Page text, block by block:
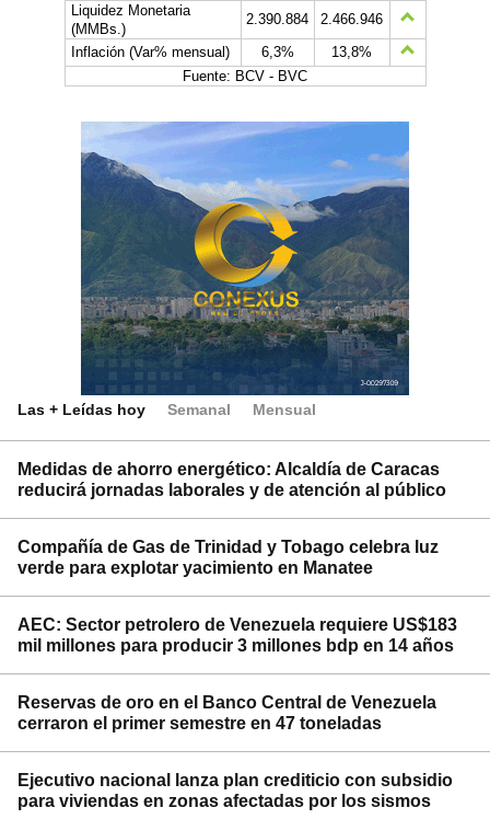
Liquidez Monetaria
(MMBs.)
2.390.884
2.466.946
Inflación (Var% mensual)
6,3%
13,8%
Fuente: BCV - BVC
Las + Leídas hoy Semanal Mensual
Medidas de ahorro energético: Alcaldía de Caracas
reducirá jornadas laborales y de atención al público
Compañía de Gas de Trinidad y Tobago celebra luz
verde para explotar yacimiento en Manatee
AEC: Sector petrolero de Venezuela requiere US$183
mil millones para producir 3 millones bdp en 14 años
Reservas de oro en el Banco Central de Venezuela
cerraron el primer semestre en 47 toneladas
Ejecutivo nacional lanza plan crediticio con subsidio
para viviendas en zonas afectadas por los sismos